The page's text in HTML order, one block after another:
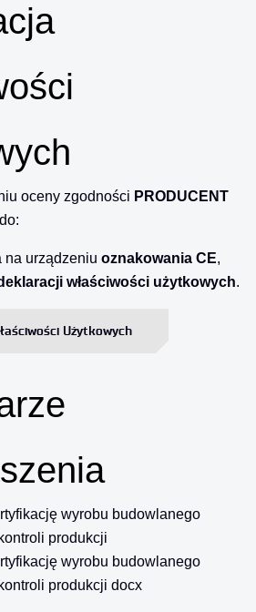
oceny zgodności PRODUCENT
na urządzeniu oznakowania CE,
właściwości użytkowych.
Użytkowych
wyrobu budowlanego
produkcji
wyrobu budowlanego
produkcji docx